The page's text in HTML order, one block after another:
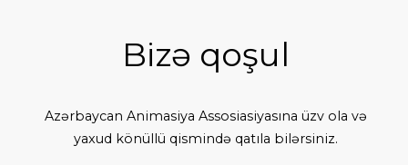
Bizə qoşul
Azərbaycan Animasiya Assosiasiyasına üzv ola və
yaxud könüllü qismində qatıla bilərsiniz.